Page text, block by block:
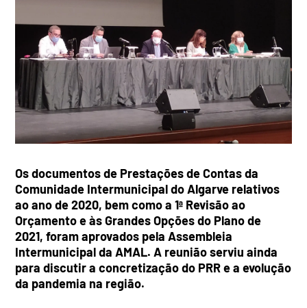
Os documentos de Prestações de Contas da
Comunidade Intermunicipal do Algarve relativos
ao ano de 2020, bem como a 1ª Revisão ao
Orçamento e às Grandes Opções do Plano de
2021, foram aprovados pela Assembleia
Intermunicipal da AMAL. A reunião serviu ainda
para discutir a concretização do PRR e a evolução
da pandemia na região.